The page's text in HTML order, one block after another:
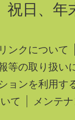
祝日、年
リンクについて
等の取り扱い
ョンを利用す
て
メンテ